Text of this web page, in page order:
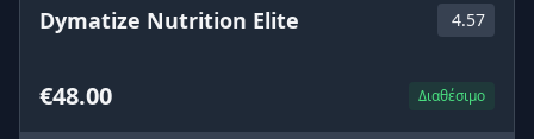
Dymatize Nutrition Elite 4.57
€48.00 Διαθέσιμο